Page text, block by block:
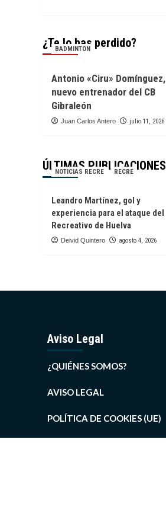
¿Te lo has perdido?
BADMINTON
Antonio «Ciru» Domínguez,
nuevo entrenador del CB
Gibraleón
Juan Carlos Antero julio 11, 2026
ÚLTIMAS PUBLICACIONES
NOTICIAS RECRE RECRE
Leandro Martínez, gol y
experiencia para el ataque del
Recreativo de Huelva
Deivid Quintero agosto 4, 2026
Aviso Legal
¿QUIÉNES SOMOS?
AVISO LEGAL
POLÍTICA DE COOKIES (UE)